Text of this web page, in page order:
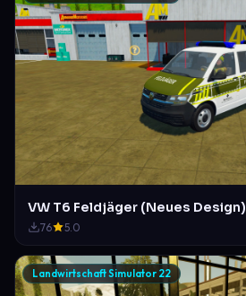
VW T6 Feldjäger (Neues Design)
76 5.0
Landwirtschaft Simulator 22